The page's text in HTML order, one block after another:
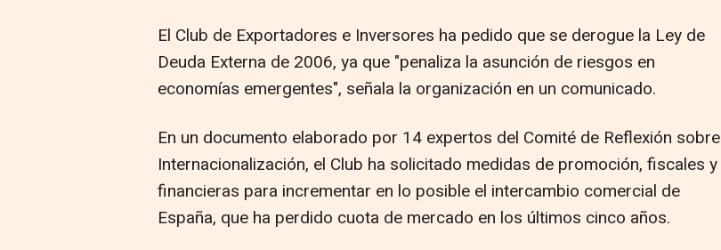
El Club de Exportadores e Inversores ha pedido que se derogue la Ley de
Deuda Externa de 2006, ya que "penaliza la asunción de riesgos en
economías emergentes", señala la organización en un comunicado.
En un documento elaborado por 14 expertos del Comité de Reflexión sobre
Internacionalización, el Club ha solicitado medidas de promoción, fiscales y
financieras para incrementar en lo posible el intercambio comercial de
España, que ha perdido cuota de mercado en los últimos cinco años.